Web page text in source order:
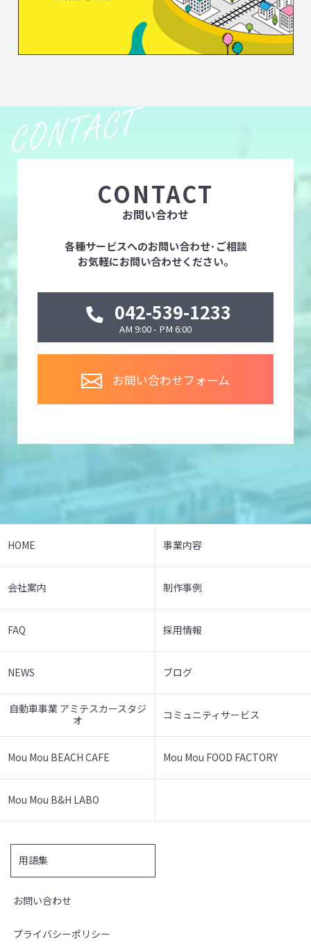
CONTACT
お問い合わせ
各種サービスへのお問い合わせ･ご相談
お気軽にお問い合わせください。
042-539-1233
AM 9:00 - PM 6:00
お問い合わせフォーム
HOME 事業内容
会社案内 制作事例
FAQ 採用情報
NEWS ブログ
自動車事業 アミテスカースタジ
オ
コミュニティサービス
Mou Mou BEACH CAFE Mou Mou FOOD FACTORY
Mou Mou B&H LABO
用語集
お問い合わせ
プライバシーポリシー